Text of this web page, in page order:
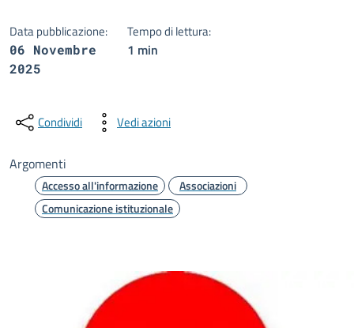
Data pubblicazione:
06 Novembre
2025
Tempo di lettura:
1 min
Condividi Vedi azioni
Argomenti
Accesso all'informazione
Associazioni
Comunicazione istituzionale